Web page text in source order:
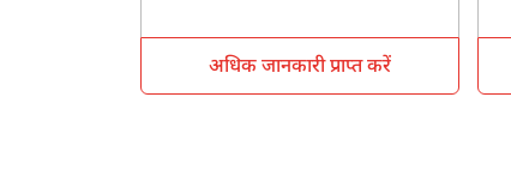
अधिक जानकारी प्राप्त करें